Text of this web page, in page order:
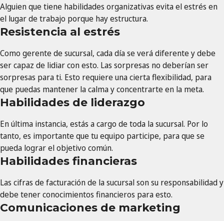
Alguien que tiene habilidades organizativas evita el estrés en
el lugar de trabajo porque hay estructura.
Resistencia al estrés
Como gerente de sucursal, cada día se verá diferente y debe
ser capaz de lidiar con esto. Las sorpresas no deberían ser
sorpresas para ti. Esto requiere una cierta flexibilidad, para
que puedas mantener la calma y concentrarte en la meta.
Habilidades de liderazgo
En última instancia, estás a cargo de toda la sucursal. Por lo
tanto, es importante que tu equipo participe, para que se
pueda lograr el objetivo común.
Habilidades financieras
Las cifras de facturación de la sucursal son su responsabilidad y
debe tener conocimientos financieros para esto.
Comunicaciones de marketing